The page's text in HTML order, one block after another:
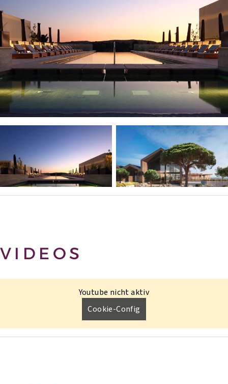
VIDEOS
Youtube nicht aktiv
Cookie-Config